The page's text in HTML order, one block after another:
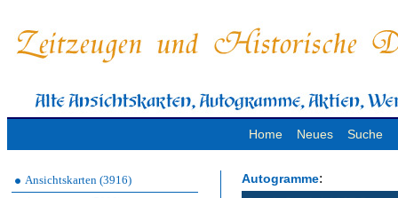
Home Neues Suche
Ansichtskarten (3916)
Autogramme: